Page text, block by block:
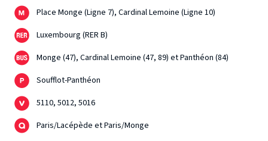
Place Monge (Ligne 7), Cardinal Lemoine (Ligne 10)
Luxembourg (RER B)
Monge (47), Cardinal Lemoine (47, 89) et Panthéon (84)
Soufflot-Panthéon
5110, 5012, 5016
Paris/Lacépède et Paris/Monge